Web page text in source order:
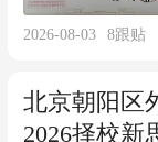
2026-08-03 8跟贴
北京朝阳区
2026择校新